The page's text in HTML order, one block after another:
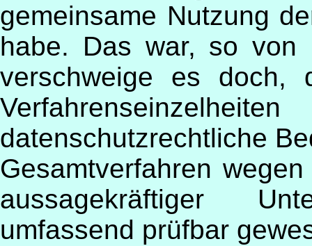
gemeinsame Nutzung
habe. Das war, so von
verschweige es doch,
datenschutzrechtliche
Gesamtverfahren
aussagekräftiger
umfassend prüfbar